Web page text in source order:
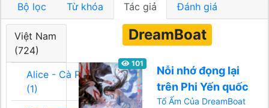
Bộ lọc Từ khóa Tác giả Đánh giá
Việt Nam
(724)
Alice - Cà Phê Team
(1)
DreamBoat
101
Nỗi nhớ đọng lại
trên Phi Yến quốc
Tổ Ấm Của DreamBoat